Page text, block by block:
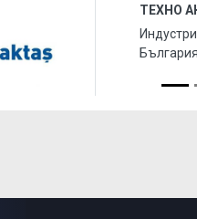
ТЕХНО
България